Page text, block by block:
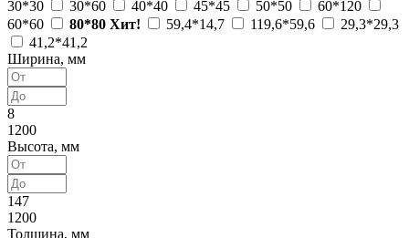
30*30
30*60 40*40 45*45 50*50
60*120
60*60
80*80 Хит! 59,4*14,7 119,6*59,6
29,3*29,3
41,2*41,2
Ширина, мм
8
1200
Высота, мм
147
1200
Толщина, мм